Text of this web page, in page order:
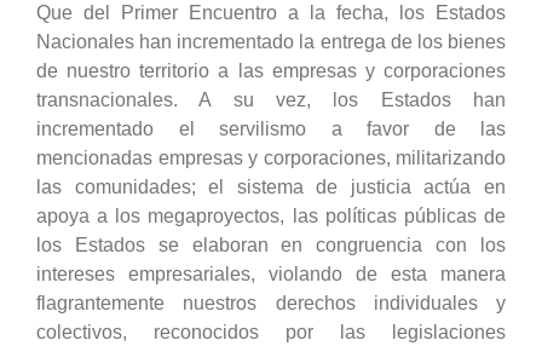
Que del Primer Encuentro a la fecha, los Estados
Nacionales han incrementado la entrega de los bienes
de nuestro territorio a las empresas y corporaciones
transnacionales. A su vez, los Estados han
incrementado el servilismo a favor de las
mencionadas empresas y corporaciones, militarizando
las comunidades; el sistema de justicia actúa en
apoya a los megaproyectos, las políticas públicas de
los Estados se elaboran en congruencia con los
intereses empresariales, violando de esta manera
flagrantemente nuestros derechos individuales y
colectivos, reconocidos por las legislaciones